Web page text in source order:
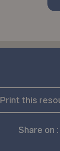
Print this
Share on :